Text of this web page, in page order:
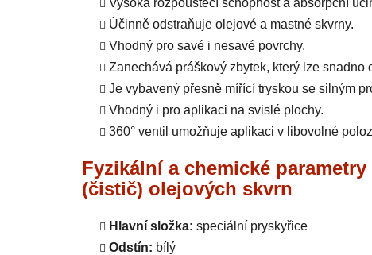
Účinně odstraňuje olejové a mastné skvrny.
Vhodný pro savé i nesavé povrchy.
Zanechává práškový zbytek, který lze snadno
Je vybavený přesně mířící tryskou se silným
Vhodný i pro aplikaci na svislé plochy.
360° ventil umožňuje aplikaci v libovolné
Fyzikální a chemické
(čistič) olejových skvrn
Hlavní složka: speciální pryskyřice
Odstín: bílý